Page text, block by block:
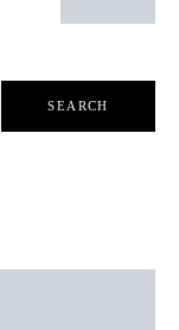
SEARCH